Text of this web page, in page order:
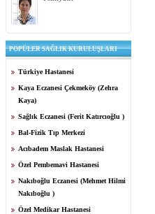
POPÜLER SAĞLIK KURULUŞLARI
Türkiye Hastanesi
Kaya Eczanesi Çekmeköy (Zehra
Kaya)
Sağlık Eczanesi (Ferit Katırcıoğlu )
Bal-Fizik Tıp Merkezi
Acıbadem Maslak Hastanesi
Özel Pembemavi Hastanesi
Nakıboğlu Eczanesi (Mehmet Hilmi
Nakıboğlu )
Özel Medikar Hastanesi